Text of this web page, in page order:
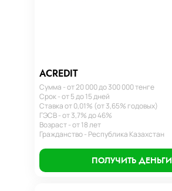
ACREDIT
Сумма - от 20 000 до 300 000 тенге
Срок - от 5 до 15 дней
Ставка от 0,01% (от 3,65% годовых)
ГЭСВ - от 3,7% до 46%
Возраст - от 18 лет
Гражданство - Республика Казахстан
ПОЛУЧИТЬ ДЕНЬГИ